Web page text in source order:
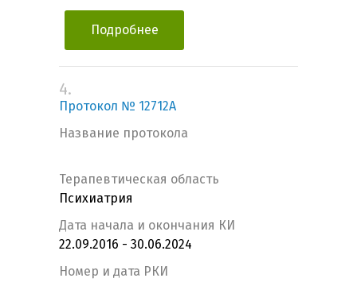
Подробнее
4.
Протокол № 12712А
Название протокола
Терапевтическая область
Психиатрия
Дата начала и окончания КИ
22.09.2016 - 30.06.2024
Номер и дата РКИ